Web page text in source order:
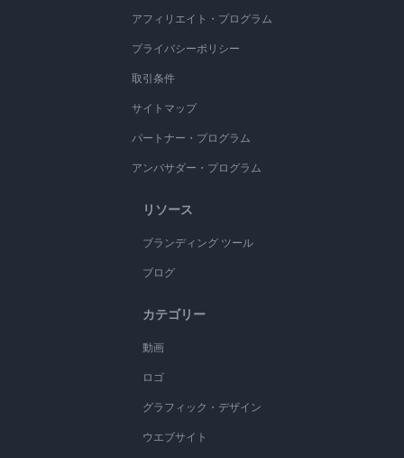
アフィリエイト・プログラム
プライバシーポリシー
取引条件
サイトマップ
パートナー・プログラム
アンバサダー・プログラム
リソース
ブランディング ツール
ブログ
カテゴリー
動画
ロゴ
グラフィック・デザイン
ウエブサイト